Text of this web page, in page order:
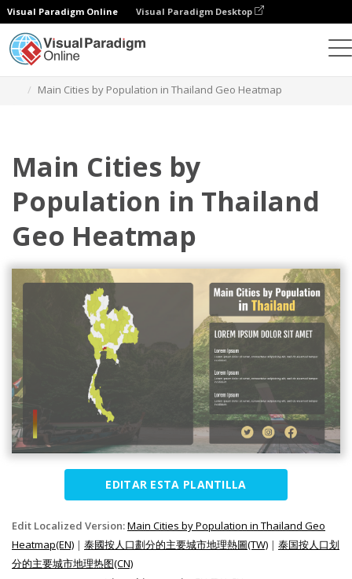
Visual Paradigm Online Visual Paradigm Desktop
Main Cities by Population in Thailand Geo Heatmap
Main Cities by
Population in Thailand
Geo Heatmap
EDITAR ESTA PLANTILLA
Edit Localized Version:Main Cities by Population in Thailand Geo
Heatmap(EN) | 泰國按人口劃分的主要城市地理熱圖(TW) | 泰国按人口划
分的主要城市地理热图(CN)